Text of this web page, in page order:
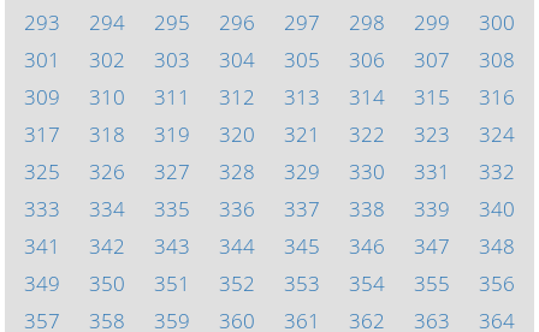
293
294 295 296 297 298 299
300
301
302 303 304 305 306 307
308
309
310 311 312 313 314 315
316
317
318 319 320 321 322 323
324
325
326 327 328 329 330 331
332
333
334 335 336 337 338 339
340
341
342 343 344 345 346 347
348
349
350 351 352 353 354 355
356
357
358 359 360 361 362 363 364